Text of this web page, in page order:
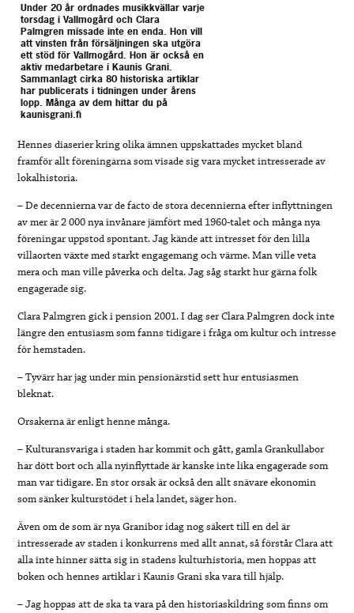
Under 20 år ordnades musikkvällar varje
torsdag i Vallmogård och Clara
Palmgren missade inte en enda. Hon vill
att vinsten från försäljningen ska utgöra
ett stöd för Vallmogård. Hon är också en
aktiv medarbetare i Kaunis Grani.
Sammanlagt cirka 80 historiska artiklar
har publicerats i tidningen under årens
lopp. Många av dem hittar du på
kaunisgrani.fi
Hennes diaserier kring olika ämnen uppskattades mycket bland
framför allt föreningarna som visade sig vara mycket intresserade av
lokalhistoria.
– De decennierna var de facto de stora decennierna efter inflyttningen
av mer är 2 000 nya invånare jämfört med 1960-talet och många nya
föreningar uppstod spontant. Jag kände att intresset för den lilla
villaorten växte med starkt engagemang och värme. Man ville veta
mera och man ville påverka och delta. Jag såg starkt hur gärna folk
engagerade sig.
Clara Palmgren gick i pension 2001. I dag ser Clara Palmgren dock inte
längre den entusiasm som fanns tidigare i fråga om kultur och intresse
för hemstaden.
– Tyvärr har jag under min pensionärstid sett hur entusiasmen
bleknat.
Orsakerna är enligt henne många.
– Kulturansvariga i staden har kommit och gått, gamla Grankullabor
har dött bort och alla nyinflyttade är kanske inte lika engagerade som
man var tidigare. En stor orsak är också den allt snävare ekonomin
som sänker kulturstödet i hela landet, säger hon.
Även om de som är nya Granibor idag nog säkert till en del är
intresserade av staden i konkurrens med allt annat, så förstår Clara att
alla inte hinner sätta sig in stadens kulturhistoria, men hoppas att
boken och hennes artiklar i Kaunis Grani ska vara till hjälp.
– Jag hoppas att de ska ta vara på den historiaskildring som finns om